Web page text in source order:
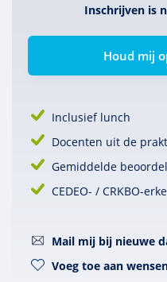
Inschrijven is
Houd mij
Inclusief lunch
Docenten uit de
Gemiddelde
CEDEO- / CRKBO-
Mail mij bij nieuwe
Voeg toe aan